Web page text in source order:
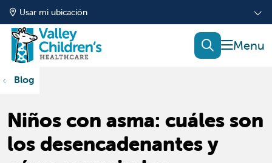
Usar mi ubicación
mostrar
buscar
Blog
Niños con asma: cuáles son
los desencadenantes y